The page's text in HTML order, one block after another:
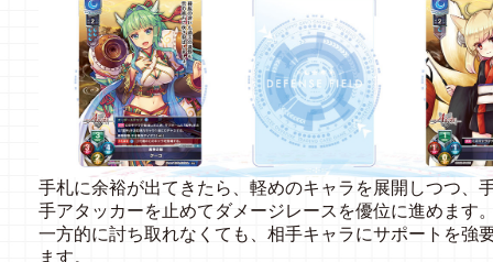
手札に余裕が出てきたら、軽めのキャラを展開しつつ、
手アタッカーを止めてダメージレースを優位に進めます
一方的に討ち取れなくても、相手キャラにサポートを強
ます。